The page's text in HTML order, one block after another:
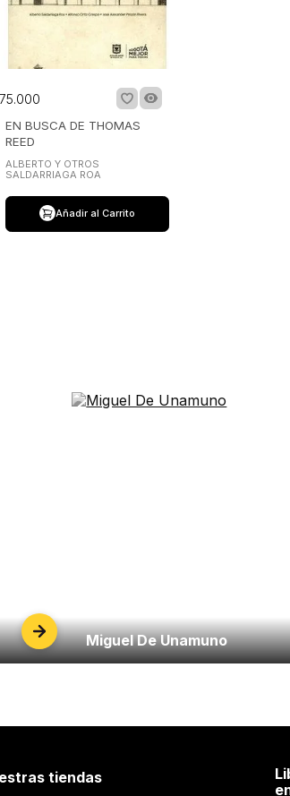
75.000
EN BUSCA DE THOMAS
REED
ALBERTO Y OTROS
SALDARRIAGA ROA
Añadir al Carrito
Miguel De Unamuno
tiendas